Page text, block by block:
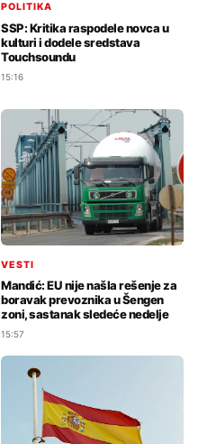
POLITIKA
SSP: Kritika raspodele novca u
kulturi i dodele sredstava
Touchsoundu
15:16
VESTI
Mandić: EU nije našla rešenje za
boravak prevoznika u Šengen
zoni, sastanak sledeće nedelje
15:57